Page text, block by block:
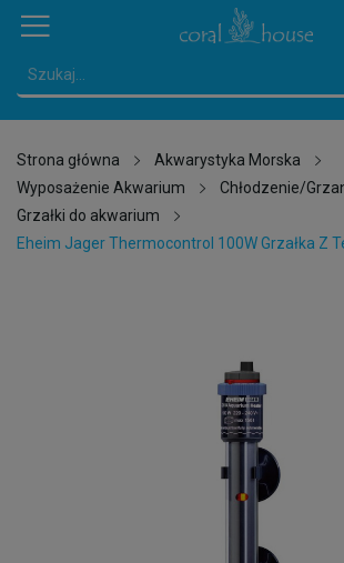
Strona główna
Akwarystyka Morska
Wyposażenie Akwarium
Chłodzenie/
Grzałki do akwarium
Eheim Jager Thermocontrol 100W Grzałka Z